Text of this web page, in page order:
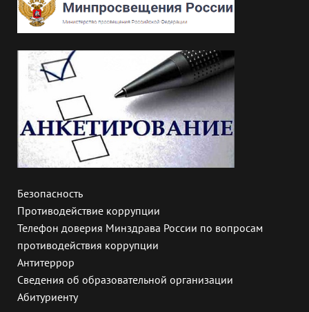
Безопасность
Противодействие коррупции
Телефон доверия Минздрава России по вопросам
противодействия коррупции
Антитеррор
Сведения об образовательной организации
Абитуриенту